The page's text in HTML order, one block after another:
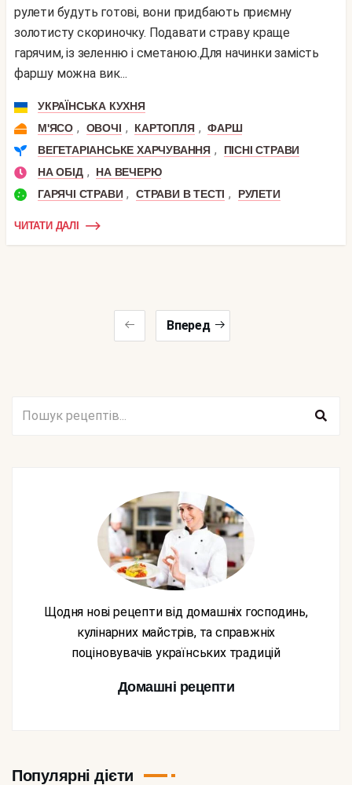
рулети будуть готові, вони придбають приємну
золотисту скориночку. Подавати страву краще
гарячим, із зеленню і сметаною.Для начинки замість
фаршу можна вик...
УКРАЇНСЬКА КУХНЯ
М'ЯСО , ОВОЧІ , КАРТОПЛЯ , ФАРШ
ВЕГЕТАРІАНСЬКЕ ХАРЧУВАННЯ ,
ПІСНІ СТРАВИ
НА ОБІД ,
НА ВЕЧЕРЮ
ГАРЯЧІ СТРАВИ , СТРАВИ В ТЕСТІ , РУЛЕТИ
ЧИТАТИ ДАЛІ
Вперед
Щодня нові рецепти від домашніх господинь,
кулінарних майстрів, та справжніх
поціновувачів українських традицій
Домашні рецепти
Популярні дієти